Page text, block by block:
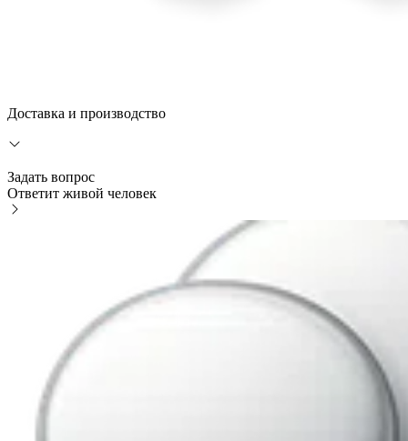
Доставка и производство
Задать вопрос
Ответит живой человек